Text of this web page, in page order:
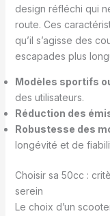
design réfléchi qui
route. Ces
qu’il s’agisse des
escapades plus
Modèles sportifs
des utilisateurs.
Réduction des
Robustesse des
longévité et de
Choisir sa 50cc :
serein
Le choix d’un